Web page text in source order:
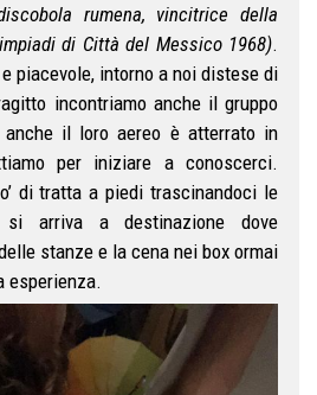
rumena, vincitrice della
di Città del Messico 1968).
piacevole, intorno a noi distese di
incontriamo anche il gruppo
anche il loro aereo è atterrato in
per iniziare a conoscerci.
di tratta a piedi trascinandoci le
arriva a destinazione dove
stanze e la cena nei box ormai
esperienza.